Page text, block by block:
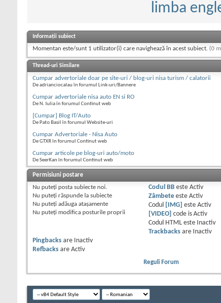
limba
Informații subiect
Momentan este/sunt 1 utilizator(i) care navighează în acest subiect. (0
Thread-uri Similare
Cumpar advertoriale doar pe site-uri / blog-uri nisa turism / calatorii
De adrianciocalau în forumul Link-uri/Bannere
Cumpar advertoriale nisa auto EN si RO
De N. Iulia în forumul Continut web
[Cumpar] Blog IT/Auto
De Pato Basil în forumul Website-uri
Cumpar Advertoriale - Nisa Auto
De GTXR în forumul Continut web
Cumpar articole pe blog-uri auto/moto
De SeerKan în forumul Continut web
Permisiuni postare
Nu puteţi posta subiecte noi.
Nu puteţi răspunde la subiecte
Nu puteţi adăuga ataşamente
Nu puteţi modifica posturile proprii
Codul BBeste Activ
Zâmbeteeste Activ
Codul
[IMG] este Activ
[VIDEO]
code is Activ
Codul HTML este
Inactiv
Trackbacksare
Inactiv
Pingbacks are
Inactiv
Refbacks are Activ
Reguli Forum